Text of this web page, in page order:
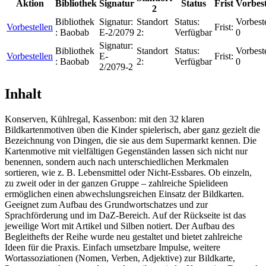
Aktion Bibliothek Signatur
2
Status Frist
Vorbestellen
Bibliothek
: Baobab
Signatur:
E-2/2079
Standort
2:
Status:
Verfügbar
Frist:
0
Vorbestellen
Bibliothek
: Baobab
Signatur:
E-
2/2079-2
Standort
2:
Status:
Verfügbar
Frist:
0
Inhalt
Konserven, Kühlregal, Kassenbon: mit den 32 klaren
Bildkartenmotiven üben die Kinder spielerisch, aber ganz gezielt die
Bezeichnung von Dingen, die sie aus dem Supermarkt kennen. Die
Kartenmotive mit vielfältigen Gegenständen lassen sich nicht nur
benennen, sondern auch nach unterschiedlichen Merkmalen
sortieren, wie z. B. Lebensmittel oder Nicht-Essbares. Ob einzeln,
zu zweit oder in der ganzen Gruppe – zahlreiche Spielideen
ermöglichen einen abwechslungsreichen Einsatz der Bildkarten.
Geeignet zum Aufbau des Grundwortschatzes und zur
Sprachförderung und im DaZ-Bereich. Auf der Rückseite ist das
jeweilige Wort mit Artikel und Silben notiert. Der Aufbau des
Begleithefts der Reihe wurde neu gestaltet und bietet zahlreiche
Ideen für die Praxis. Einfach umsetzbare Impulse, weitere
Wortassoziationen (Nomen, Verben, Adjektive) zur Bildkarte,